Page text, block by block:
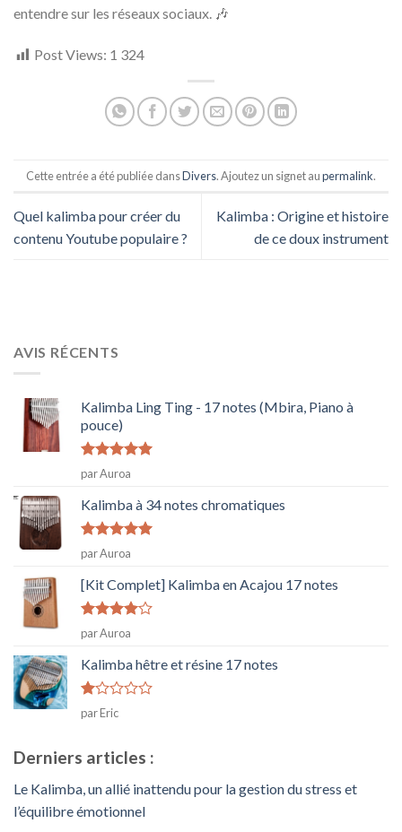
entendre sur les réseaux sociaux. 🎶
Post Views: 1 324
Cette entrée a été publiée dansDivers. Ajoutez un signet aupermalink.
Quel kalimba pour créer du
contenu Youtube populaire ?
Kalimba : Origine et histoire
de ce doux instrument
AVIS RÉCENTS
Kalimba Ling Ting - 17 notes (Mbira, Piano à
pouce)
Note5sur
5
par Auroa
Kalimba à 34 notes chromatiques
Note5sur
5
par Auroa
[Kit Complet] Kalimba en Acajou 17 notes
Note4
sur 5
par Auroa
Kalimba hêtre et résine 17 notes
Note
1
5
par Eric
Derniers articles :
Le Kalimba, un allié inattendu pour la gestion du stress et
l’équilibre émotionnel